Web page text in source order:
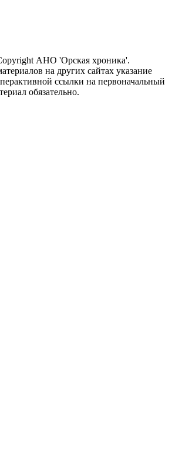
АНО 'Орская хроника'.
на других сайтах указание
ссылки на первоначальный
обязательно.